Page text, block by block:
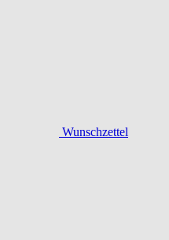
Wunschzettel